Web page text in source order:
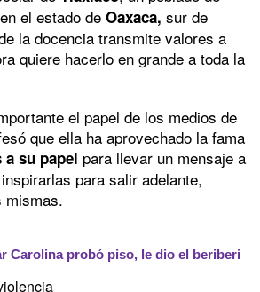
en el estado de Oaxaca, sur de
la docencia transmite valores a
quiere hacerlo en grande a toda la
el papel de los medios de
que ella ha aprovechado la fama
a su papel para llevar un mensaje a
para salir adelante,
mismas.
Carolina probó piso, le dio el beriberi